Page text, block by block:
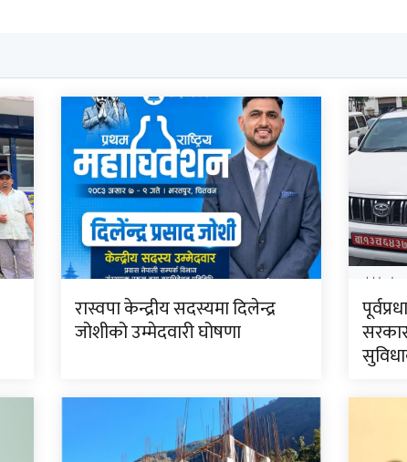
रास्वपा केन्द्रीय सदस्यमा दिलेन्द्र
जोशीको उम्मेदवारी घोषणा